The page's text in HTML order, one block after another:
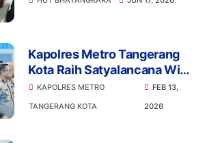
Kapolres Metro Tangerang
Kota Raih Satyalancana Wira
Karya dari Presiden
KAPOLRES METRO
TANGERANG KOTA
FEB 13,
2026